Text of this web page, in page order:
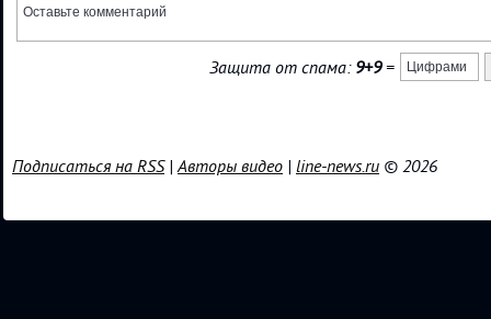
Защита от спама: 9+9=
Подписаться на RSS|Авторы видео | line-news.ru © 2026